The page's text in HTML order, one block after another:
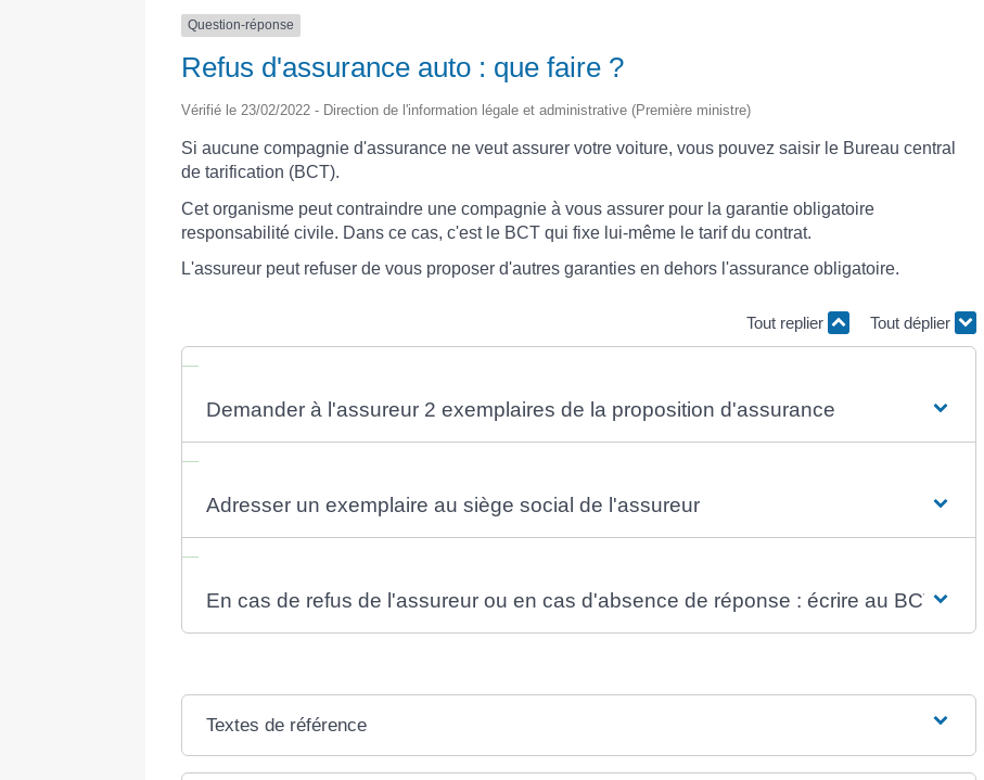
Question-réponse
Refus d'assurance auto : que faire ?
Vérifié le 23/02/2022 - Direction de l'information légale et administrative (Première ministre)
Si aucune compagnie d'assurance ne veut assurer votre voiture, vous pouvez saisir le Bureau central
de tarification (BCT).
Cet organisme peut contraindre une compagnie à vous assurer pour la garantie obligatoire
responsabilité civile. Dans ce cas, c'est le BCT qui fixe lui-même le tarif du contrat.
L'assureur peut refuser de vous proposer d'autres garanties en dehors l'assurance obligatoire.
Tout replier Tout déplier
Demander à l'assureur 2 exemplaires de la proposition d'assurance
Adresser un exemplaire au siège social de l'assureur
En cas de refus de l'assureur ou en cas d'absence de réponse : écrire au BCT
Textes de référence